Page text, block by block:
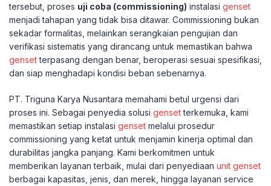
tersebut, proses uji coba (commissioning) instalasi genset
menjadi tahapan yang tidak bisa ditawar. Commissioning bukan
sekadar formalitas, melainkan serangkaian pengujian dan
verifikasi sistematis yang dirancang untuk memastikan bahwa
gensetterpasang dengan benar, beroperasi sesuai spesifikasi,
dan siap menghadapi kondisi beban sebenarnya.
PT. Triguna Karya Nusantara memahami betul urgensi dari
proses ini. Sebagai penyedia solusi gensetterkemuka, kami
memastikan setiap instalasi genset melalui prosedur
commissioning yang ketat untuk menjamin kinerja optimal dan
durabilitas jangka panjang. Kami berkomitmen untuk
memberikan layanan terbaik, mulai dari penyediaan unit genset
berbagai kapasitas, jenis, dan merek, hingga layanan service